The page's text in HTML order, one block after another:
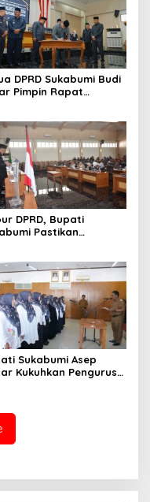
DPRD Sukabumi Budi
Pimpin Rapat
DPRD, Bupati
Pastikan
Sukabumi Asep
Kukuhkan Pengurus